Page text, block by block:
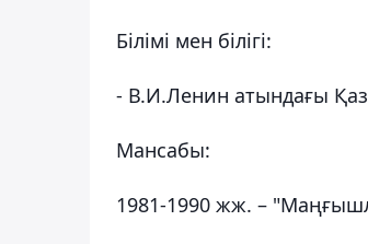
Білімі мен білігі:
- В.И.Ленин атындағы
Мансабы:
1981-1990 жж. –